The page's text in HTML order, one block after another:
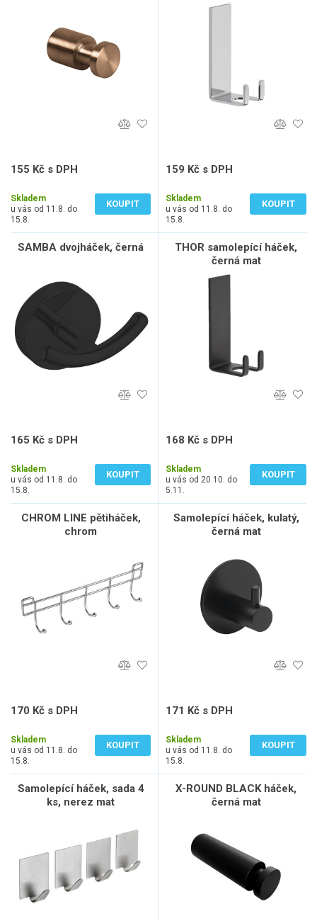
155 Kč s DPH
Skladem
u vás od 11.8. do
15.8.
KOUPIT
159 Kč s DPH
Skladem
u vás od 11.8. do
15.8.
KOUPIT
SAMBA dvojháček, černá
165 Kč s DPH
Skladem
u vás od 11.8. do
15.8.
KOUPIT
THOR samolepící háček,
černá mat
168 Kč s DPH
Skladem
u vás od 20.10. do
5.11.
KOUPIT
CHROM LINE pětiháček,
chrom
170 Kč s DPH
Skladem
u vás od 11.8. do
15.8.
KOUPIT
Samolepící háček, kulatý,
černá mat
171 Kč s DPH
Skladem
u vás od 11.8. do
15.8.
KOUPIT
Samolepící háček, sada 4
ks, nerez mat
X-ROUND BLACK háček,
černá mat